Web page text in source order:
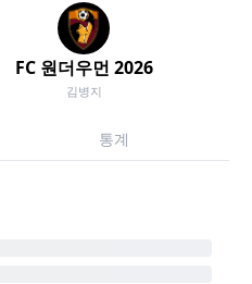
FC 원더우먼 2026
김병지
통계